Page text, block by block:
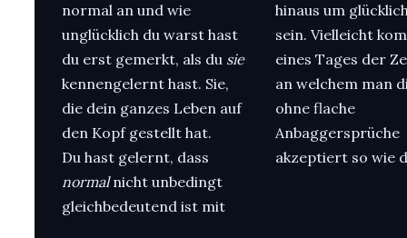
normal an und wie
unglücklich du warst hast
du erst gemerkt, als du sie
kennengelernt hast. Sie,
die dein ganzes Leben auf
den Kopf gestellt hat.
Du hast gelernt, dass
normalnicht unbedingt
gleichbedeutend ist mit
hinaus um
sein. Vielleicht
eines Tages der
an welchem man
ohne flache
Anbaggersprüche
akzeptiert so wie